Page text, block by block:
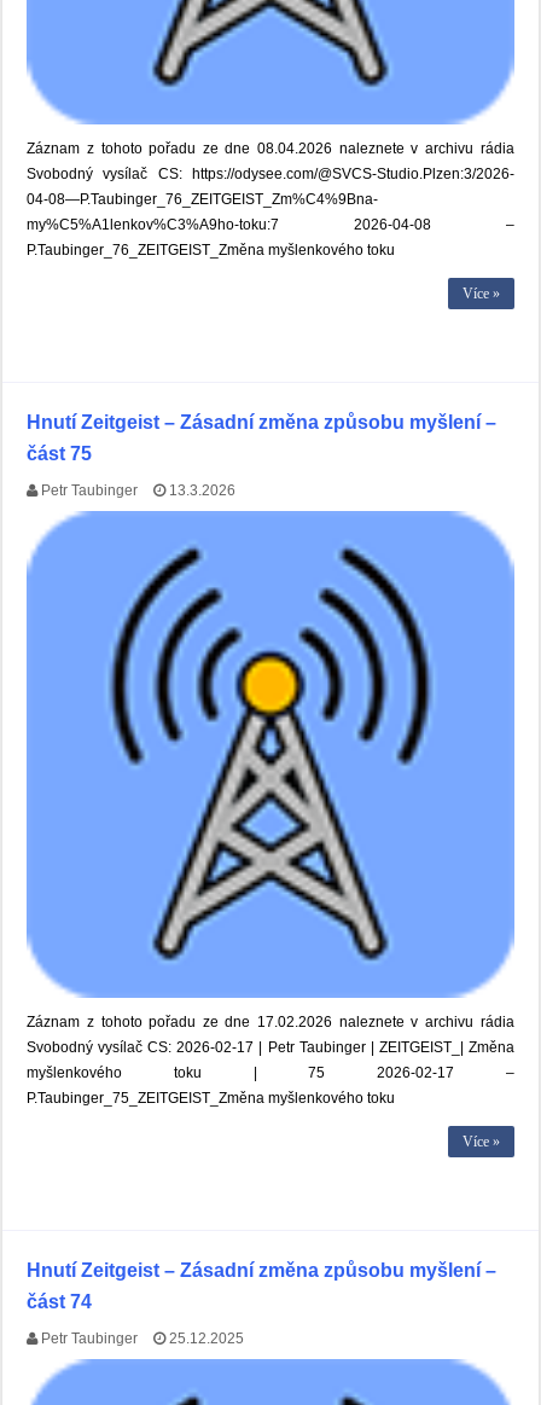
Záznam z tohoto pořadu ze dne 08.04.2026 naleznete v archivu rádia
Svobodný vysílač CS: https://odysee.com/@SVCS-Studio.Plzen:3/2026-
04-08—P.Taubinger_76_ZEITGEIST_Zm%C4%9Bna-
my%C5%A1lenkov%C3%A9ho-toku:7 2026-04-08 –
P.Taubinger_76_ZEITGEIST_Změna myšlenkového toku
Více »
Hnutí Zeitgeist – Zásadní změna způsobu myšlení –
část 75
Petr Taubinger 13.3.2026
Záznam z tohoto pořadu ze dne 17.02.2026 naleznete v archivu rádia
Svobodný vysílač CS: 2026-02-17 | Petr Taubinger | ZEITGEIST_| Změna
myšlenkového toku | 75 2026-02-17 –
P.Taubinger_75_ZEITGEIST_Změna myšlenkového toku
Více »
Hnutí Zeitgeist – Zásadní změna způsobu myšlení –
část 74
Petr Taubinger 25.12.2025